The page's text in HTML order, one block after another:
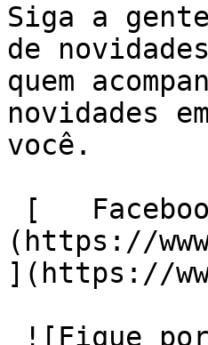
Siga a
de
quem
novidades
você.
(https://
](https://